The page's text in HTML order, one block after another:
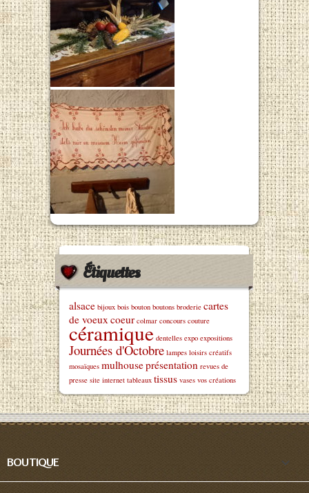
Étiquettes
alsace bijoux bois bouton boutons broderie cartes
de voeuxcoeur colmar concours couture
céramique dentelles expo expositions
Journées d'Octobre lampes loisirs créatifs
mosaïques mulhouseprésentation revues de
presse site internet tableaux tissus vases vos créations
BOUTIQUE 